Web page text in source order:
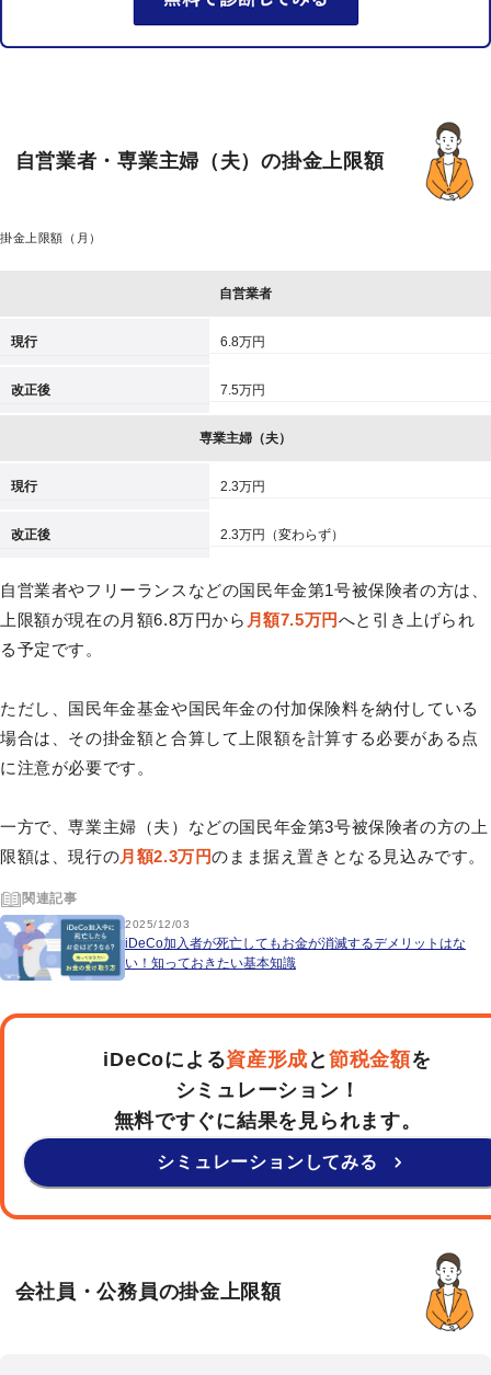
自営業者・専業主婦（夫）の掛金上限額
掛金上限額（月）
自営業者
現行 6.8万円
改正後 7.5万円
専業主婦（夫）
現行 2.3万円
改正後 2.3万円（変わらず）
自営業者やフリーランスなどの国民年金第1号被保険者の方は、
上限額が現在の月額6.8万円から 月額7.5万円へと引き上げられ
る予定です。
ただし、国民年金基金や国民年金の付加保険料を納付している
場合は、その掛金額と合算して上限額を計算する必要がある点
に注意が必要です。
一方で、専業主婦（夫）などの国民年金第3号被保険者の方の上
限額は、現行の月額2.3万円のまま据え置きとなる見込みです。
関連記事
2025/12/03
iDeCo加入者が死亡してもお金が消滅するデメリットはな
い！知っておきたい基本知識
iDeCoによる資産形成 と 節税金額を
シミュレーション！
無料ですぐに結果を見られます。
シミュレーションしてみる
会社員・公務員の掛金上限額